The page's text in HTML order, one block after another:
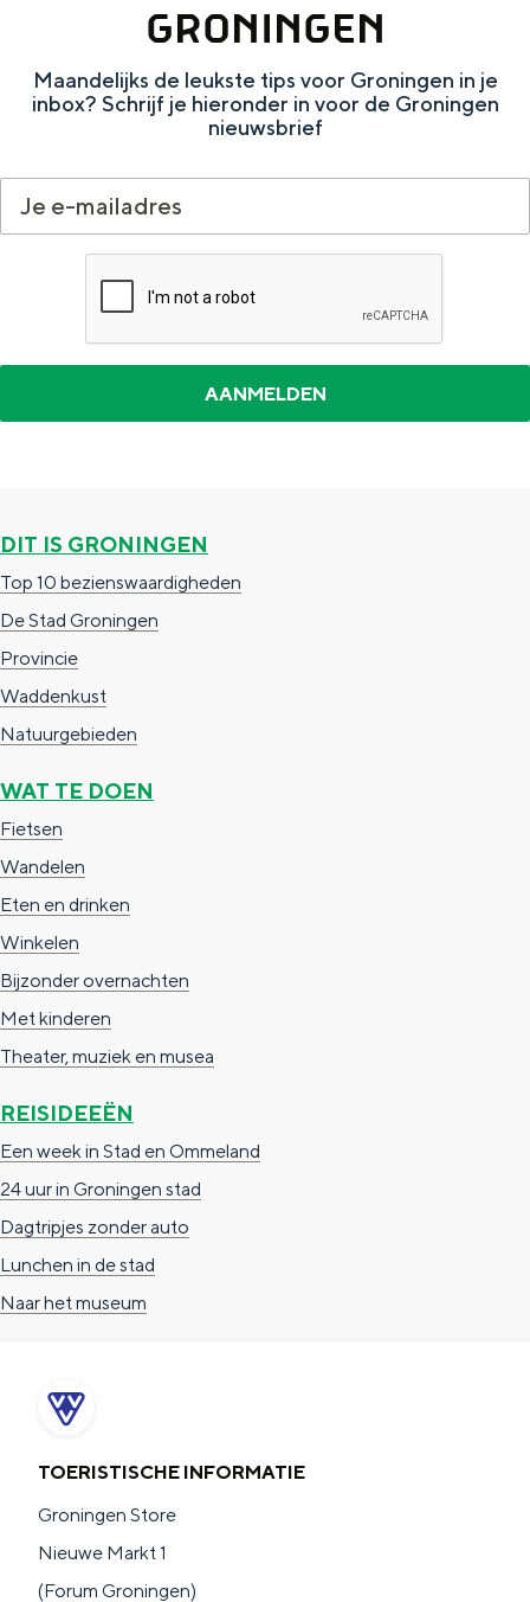
GRONINGEN
Maandelijks de leukste tips voor Groningen in je
inbox? Schrijf je hieronder in voor de Groningen
nieuwsbrief
DIT IS GRONINGEN
Top 10 bezienswaardigheden
De Stad Groningen
Provincie
Waddenkust
Natuurgebieden
WAT TE DOEN
Fietsen
Wandelen
Eten en drinken
Winkelen
Bijzonder overnachten
Met kinderen
Theater, muziek en musea
REISIDEEËN
Een week in Stad en Ommeland
24 uur in Groningen stad
Dagtripjes zonder auto
Lunchen in de stad
Naar het museum
TOERISTISCHE INFORMATIE
Groningen Store
Nieuwe Markt 1
(Forum Groningen)